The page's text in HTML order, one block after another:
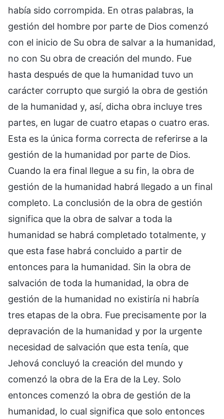
había sido corrompida. En otras palabras, la
gestión del hombre por parte de Dios comenzó
con el inicio de Su obra de salvar a la humanidad,
no con Su obra de creación del mundo. Fue
hasta después de que la humanidad tuvo un
carácter corrupto que surgió la obra de gestión
de la humanidad y, así, dicha obra incluye tres
partes, en lugar de cuatro etapas o cuatro eras.
Esta es la única forma correcta de referirse a la
gestión de la humanidad por parte de Dios.
Cuando la era final llegue a su fin, la obra de
gestión de la humanidad habrá llegado a un final
completo. La conclusión de la obra de gestión
significa que la obra de salvar a toda la
humanidad se habrá completado totalmente, y
que esta fase habrá concluido a partir de
entonces para la humanidad. Sin la obra de
salvación de toda la humanidad, la obra de
gestión de la humanidad no existiría ni habría
tres etapas de la obra. Fue precisamente por la
depravación de la humanidad y por la urgente
necesidad de salvación que esta tenía, que
Jehová concluyó la creación del mundo y
comenzó la obra de la Era de la Ley. Solo
entonces comenzó la obra de gestión de la
humanidad, lo cual significa que solo entonces